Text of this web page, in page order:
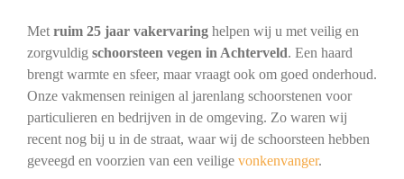
Metruim 25 jaar vakervaringhelpen wij u met veilig en
zorgvuldig schoorsteen vegen in Achterveld. Een haard
brengt warmte en sfeer, maar vraagt ook om goed onderhoud.
Onze vakmensen reinigen al jarenlang schoorstenen voor
particulieren en bedrijven in de omgeving. Zo waren wij
recent nog bij u in de straat, waar wij de schoorsteen hebben
geveegd en voorzien van een veilige vonkenvanger.